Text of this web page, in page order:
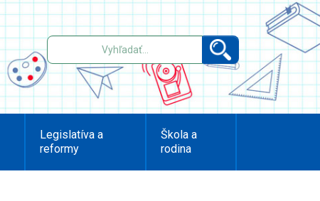
Legislatíva a
reformy
Škola a
rodina